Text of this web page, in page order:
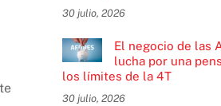
30 julio, 2026
El negocio de las
lucha por una
los límites de la 4T
30 julio, 2026